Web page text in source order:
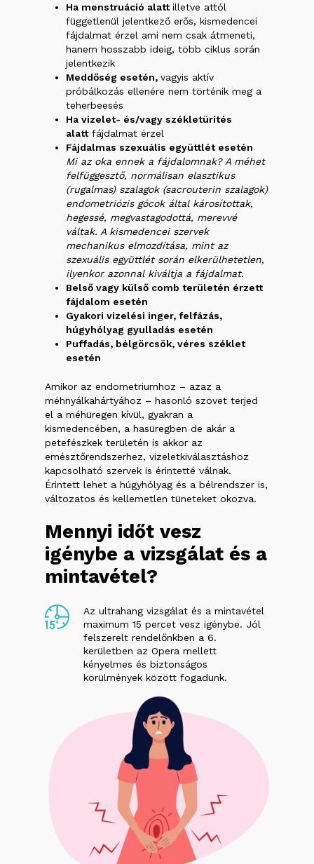
Ha menstruáció alattilletve attól
függetlenül jelentkező erős, kismedencei
fájdalmat érzel ami nem csak átmeneti,
hanem hosszabb ideig, több ciklus során
jelentkezik
Meddőség esetén,vagyis aktív
próbálkozás ellenére nem történik meg a
teherbeesés
Ha vizelet- és/vagy székletürítés
alattfájdalmat érzel
Fájdalmas szexuális együttlét esetén
Mi az oka ennek a fájdalomnak? A méhet
felfüggesztő, normálisan elasztikus
(rugalmas) szalagok (sacrouterin szalagok)
endometriózis gócok által károsítottak,
hegessé, megvastagodottá, merevvé
váltak. A kismedencei szervek
mechanikus elmozdítása, mint az
szexuális együttlét során elkerülhetetlen,
ilyenkor azonnal kiváltja a fájdalmat.
Belső vagy külső comb területén érzett
fájdalom esetén
Gyakori vizelési inger, felfázás,
húgyhólyag gyulladás esetén
Puffadás, bélgörcsök, véres széklet
esetén
Amikor az endometriumhoz – azaz a
méhnyálkahártyához – hasonló szövet terjed
el a méhüregen kívül, gyakran a
kismedencében, a hasüregben de akár a
petefészkek területén is akkor az
emésztőrendszerhez, vizeletkiválasztáshoz
kapcsolható szervek is érintetté válnak.
Érintett lehet a húgyhólyag és a bélrendszer is,
változatos és kellemetlen tüneteket okozva.
Mennyi időt vesz
igénybe a vizsgálat és a
mintavétel?
Az ultrahang vizsgálat és a mintavétel
maximum 15 percet vesz igénybe. Jól
felszerelt rendelőnkben a 6.
kerületben az Opera mellett
kényelmes és biztonságos
körülmények között fogadunk.